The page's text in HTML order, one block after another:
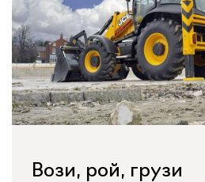
Вози, рой, грузи